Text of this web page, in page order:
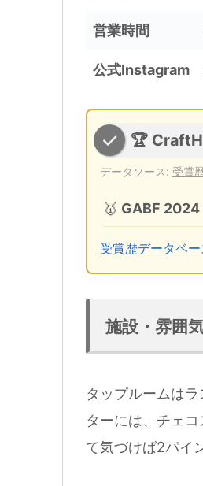
営業時間
公式Instagram
🏆
データソース: 受賞
🥇 GABF 2024
受賞歴データベ
施設・雰囲
タップルームは
ターには、チェ
て気づけば2パイ